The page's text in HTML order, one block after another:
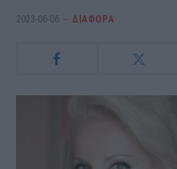
2023-06-06 ΔΙΆΦΟΡΑ